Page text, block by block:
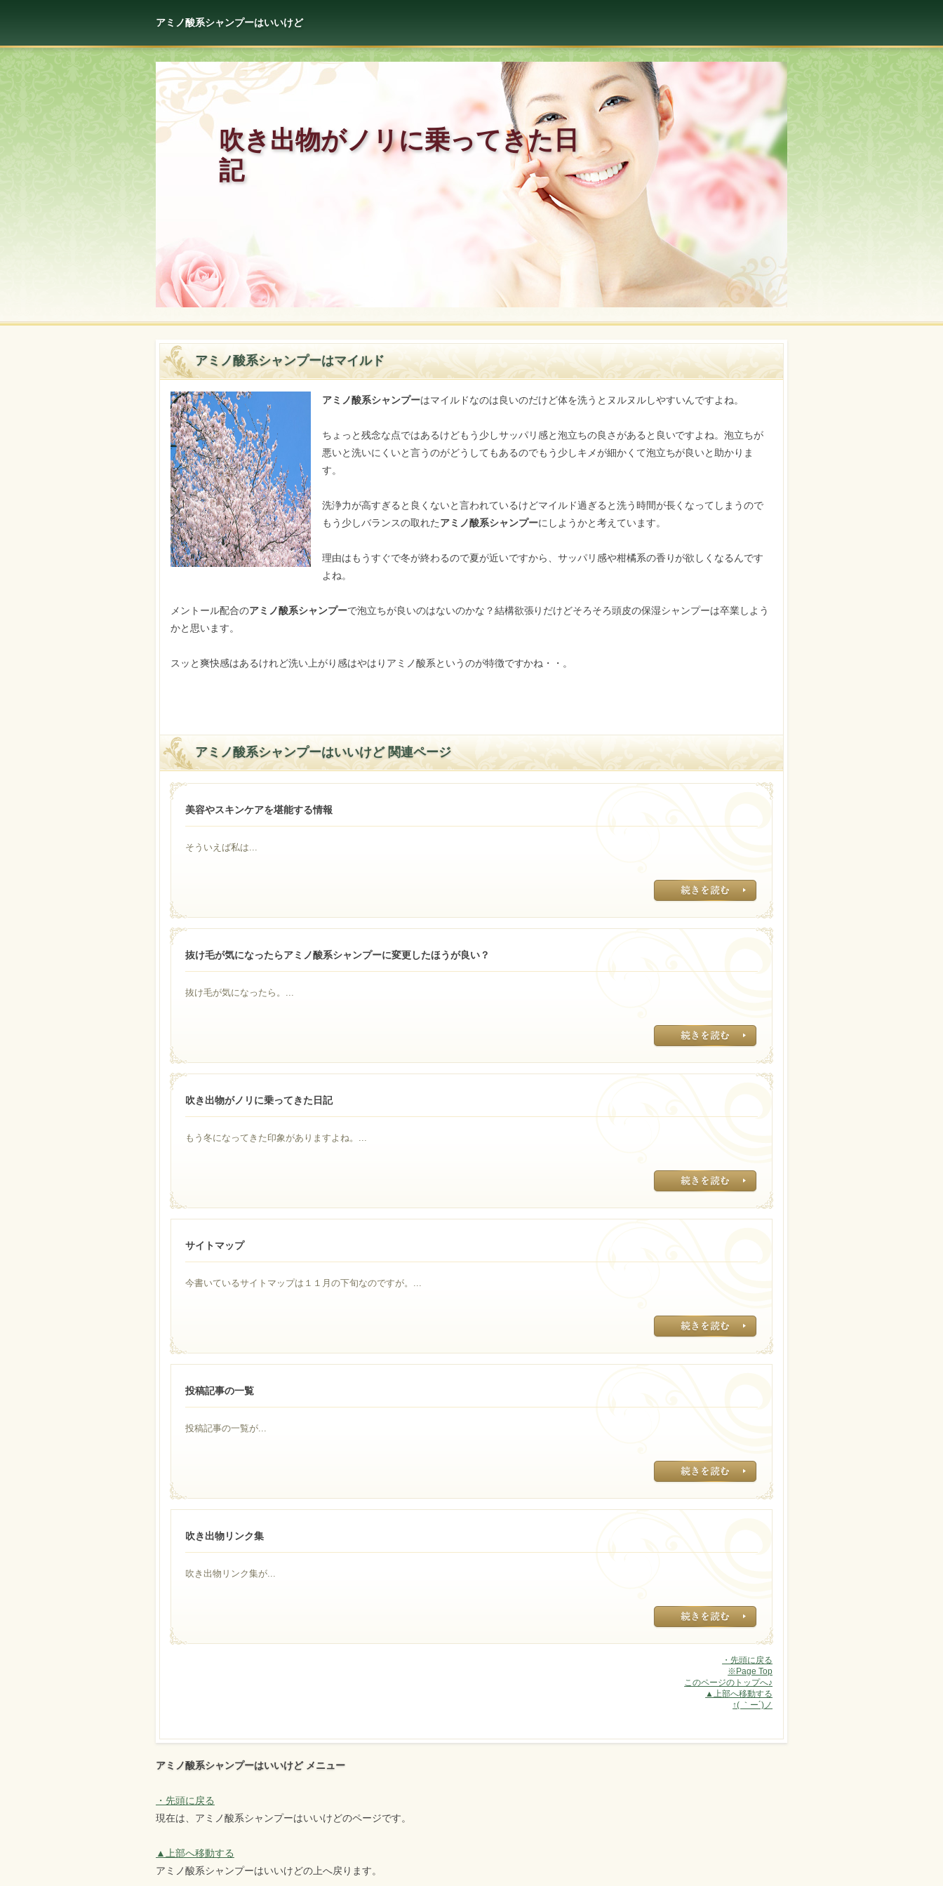
アミノ酸系シャンプーはいいけど
吹き出物がノリに乗ってきた日
記
アミノ酸系シャンプーはマイルド
アミノ酸系シャンプーはマイルドなのは良いのだけど体を洗うとヌルヌルしやすいんですよね。
ちょっと残念な点ではあるけどもう少しサッパリ感と泡立ちの良さがあると良いですよね。泡立ちが
悪いと洗いにくいと言うのがどうしてもあるのでもう少しキメが細かくて泡立ちが良いと助かりま
す。
洗浄力が高すぎると良くないと言われているけどマイルド過ぎると洗う時間が長くなってしまうので
もう少しバランスの取れたアミノ酸系シャンプーにしようかと考えています。
理由はもうすぐで冬が終わるので夏が近いですから、サッパリ感や柑橘系の香りが欲しくなるんです
よね。
メントール配合のアミノ酸系シャンプーで泡立ちが良いのはないのかな？結構欲張りだけどそろそろ頭皮の保湿シャンプーは卒業しよう
かと思います。
スッと爽快感はあるけれど洗い上がり感はやはりアミノ酸系というのが特徴ですかね・・。
アミノ酸系シャンプーはいいけど 関連ページ
美容やスキンケアを堪能する情報
そういえば私は...
抜け毛が気になったらアミノ酸系シャンプーに変更したほうが良い？
抜け毛が気になったら。...
吹き出物がノリに乗ってきた日記
もう冬になってきた印象がありますよね。...
サイトマップ
今書いているサイトマップは１１月の下旬なのですが。...
投稿記事の一覧
投稿記事の一覧が...
吹き出物リンク集
吹き出物リンク集が...
・先頭に戻る
※Page Top
このページのトップへ♪
▲上部へ移動する
↑( ｀ー´)ノ
アミノ酸系シャンプーはいいけど メニュー
・先頭に戻る
現在は、アミノ酸系シャンプーはいいけどのページです。
▲上部へ移動する
アミノ酸系シャンプーはいいけどの上へ戻ります。